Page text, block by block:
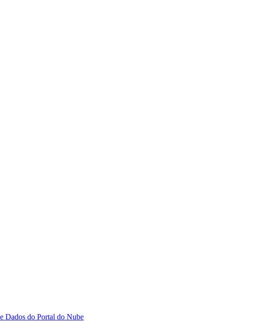
Dados do Portal do Nube